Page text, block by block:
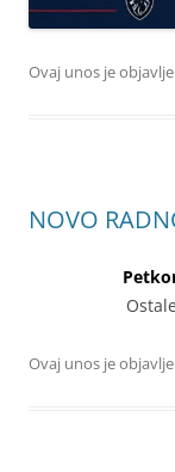
Ovaj unos je
NOVO
Ovaj unos je